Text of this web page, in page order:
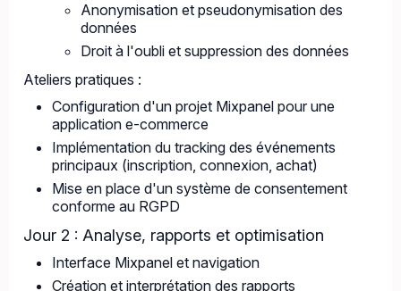
Anonymisation et pseudonymisation des
données
Droit à l'oubli et suppression des données
Ateliers pratiques :
Configuration d'un projet Mixpanel pour une
application e-commerce
Implémentation du tracking des événements
principaux (inscription, connexion, achat)
Mise en place d'un système de consentement
conforme au RGPD
Jour 2 : Analyse, rapports et optimisation
Interface Mixpanel et navigation
Création et interprétation des rapports